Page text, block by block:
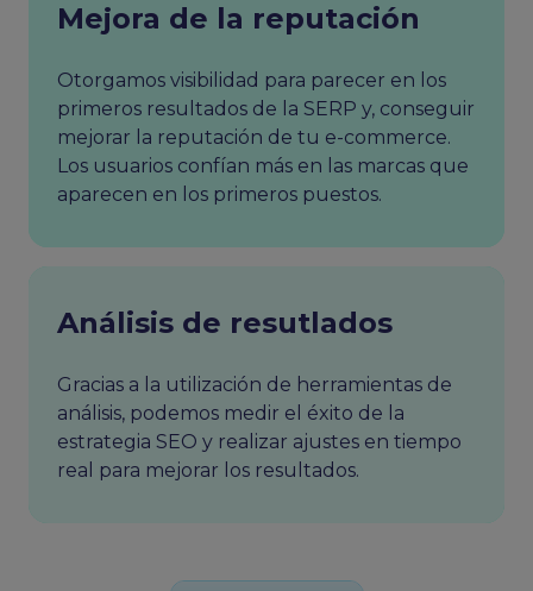
Mejora de la reputación
Otorgamos visibilidad para parecer en los
primeros resultados de la SERP y, conseguir
mejorar la reputación de tu e-commerce.
Los usuarios confían más en las marcas que
aparecen en los primeros puestos.
Análisis de resutlados
Gracias a la utilización de herramientas de
análisis, podemos medir el éxito de la
estrategia SEO y realizar ajustes en tiempo
real para mejorar los resultados.